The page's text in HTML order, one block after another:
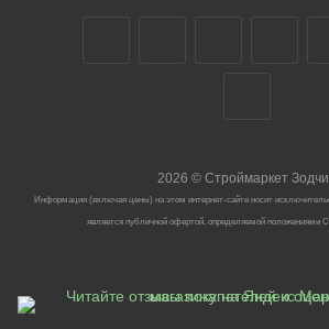
2026 ©Строймаркет
Информация (включая цены) на этом интернет-сайте носит
является публичной офертой, определяемой положениями